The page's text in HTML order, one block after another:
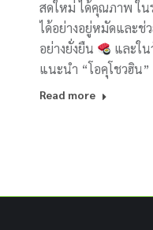
สดใหม่ ได้คุณภาพ ใน
ได้อย่างอยู่หมัดและช่
อย่างยั่งยืน
และใ
แนะนำ “โอคุโชวฮิน
Read more